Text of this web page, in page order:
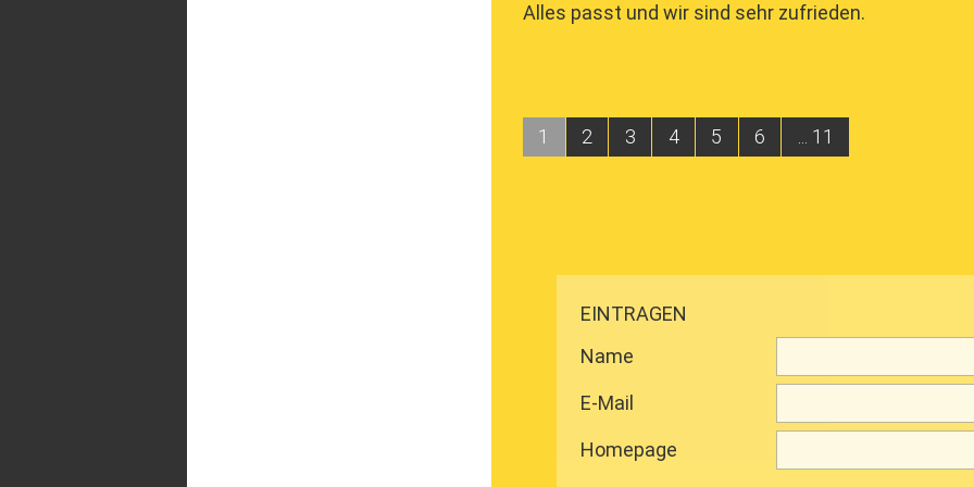
Alles passt und wir sind sehr zufrieden.
1 2 3 4 5 6 ... 11
EINTRAGEN
Name
E-Mail
Homepage